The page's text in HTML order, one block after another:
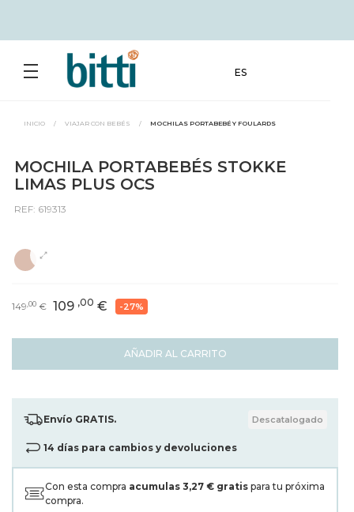
ES
INICIO / VIAJAR CON BEBÉS / MOCHILAS PORTABEBÉ Y FOULARDS
MOCHILA PORTABEBÉS STOKKE
LIMAS PLUS OCS
REF: 619313
AÑADIR AL CARRITO
149 ,00 € 109 ,00 € -27%
Envío GRATIS. Descatalogado
14 días para cambios y devoluciones
Con esta compra acumulas 3,27 € gratis para tu próxima
compra.